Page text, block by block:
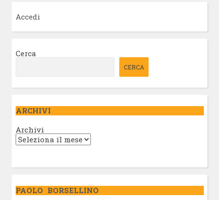
Accedi
Cerca
CERCA
ARCHIVI
Archivi
PAOLO BORSELLINO